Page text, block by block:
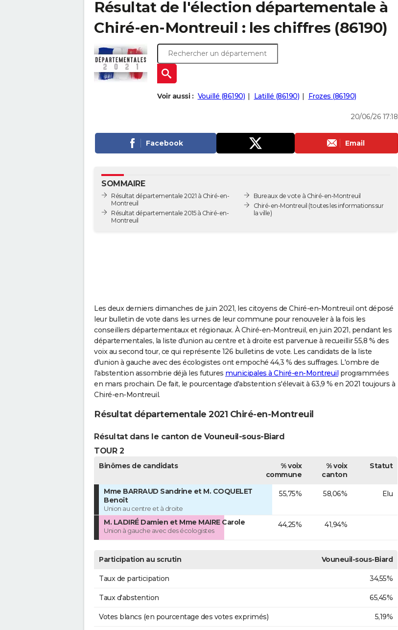
Résultat de l'élection départementale à
Chiré-en-Montreuil : les chiffres (86190)
Voir aussi : Vouillé (86190) Latillé (86190) Frozes (86190)
20/06/26 17:18
Facebook Email
SOMMAIRE
Résultat départementale 2021 à Chiré-en-
Montreuil
Résultat départementale 2015 à Chiré-en-
Montreuil
Bureaux de vote à Chiré-en-Montreuil
Chiré-en-Montreuil (toutes les informations sur
la ville)
Les deux derniers dimanches de juin 2021, les citoyens de Chiré-en-Montreuil ont déposé
leur bulletin de vote dans les urnes de leur commune pour renouveler à la fois les
conseillers départementaux et régionaux. À Chiré-en-Montreuil, en juin 2021, pendant les
départementales, la liste d'union au centre et à droite est parvenue à recueillir 55,8 % des
voix au second tour, ce qui représente 126 bulletins de vote. Les candidats de la liste
d'union à gauche avec des écologistes ont empoché 44,3 % des suffrages. L'ombre de
l'abstention assombrie déjà les futures municipales à Chiré-en-Montreuil programmées
en mars prochain. De fait, le pourcentage d'abstention s'élevait à 63,9 % en 2021 toujours à
Chiré-en-Montreuil.
Résultat départementale 2021 Chiré-en-Montreuil
Résultat dans le canton de Vouneuil-sous-Biard
TOUR 2
Binômes de candidats
% voix
commune
% voix
canton
Statut
Mme BARRAUD Sandrine et M. COQUELET
Benoît
Union au centre et à droite
55,75% 58,06% Elu
M. LADIRÉ Damien et Mme MAIRE Carole
Union à gauche avec des écologistes
44,25% 41,94%
Participation au scrutin Vouneuil-sous-Biard
Taux de participation 34,55%
Taux d'abstention 65,45%
Votes blancs (en pourcentage des votes exprimés) 5,19%